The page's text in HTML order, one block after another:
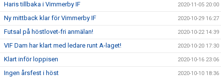
Haris tillbaka i Vimmerby IF 2020-11-05 20:00
Ny mittback klar för Vimmerby IF 2020-10-29 16:27
Futsal på höstlovet-fri anmälan! 2020-10-22 14:39
VIF Dam har klart med ledare runt A-laget! 2020-10-20 17:30
Klart inför loppisen 2020-10-16 23:06
Ingen årsfest i höst 2020-10-10 18:36